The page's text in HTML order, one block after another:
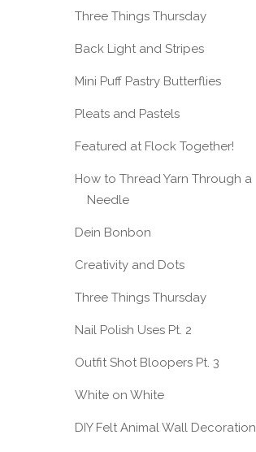
Three Things Thursday
Back Light and Stripes
Mini Puff Pastry Butterflies
Pleats and Pastels
Featured at Flock Together!
How to Thread Yarn Through a
Needle
Dein Bonbon
Creativity and Dots
Three Things Thursday
Nail Polish Uses Pt. 2
Outfit Shot Bloopers Pt. 3
White on White
DIY Felt Animal Wall Decoration